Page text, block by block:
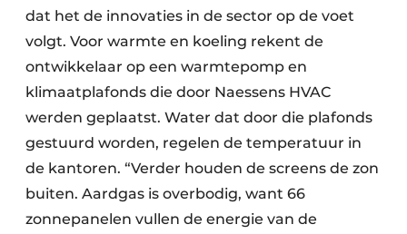
dat het de innovaties in de sector op de voet
volgt. Voor warmte en koeling rekent de
ontwikkelaar op een warmtepomp en
klimaatplafonds die door Naessens HVAC
werden geplaatst. Water dat door die plafonds
gestuurd worden, regelen de temperatuur in
de kantoren. “Verder houden de screens de zon
buiten. Aardgas is overbodig, want 66
zonnepanelen vullen de energie van de